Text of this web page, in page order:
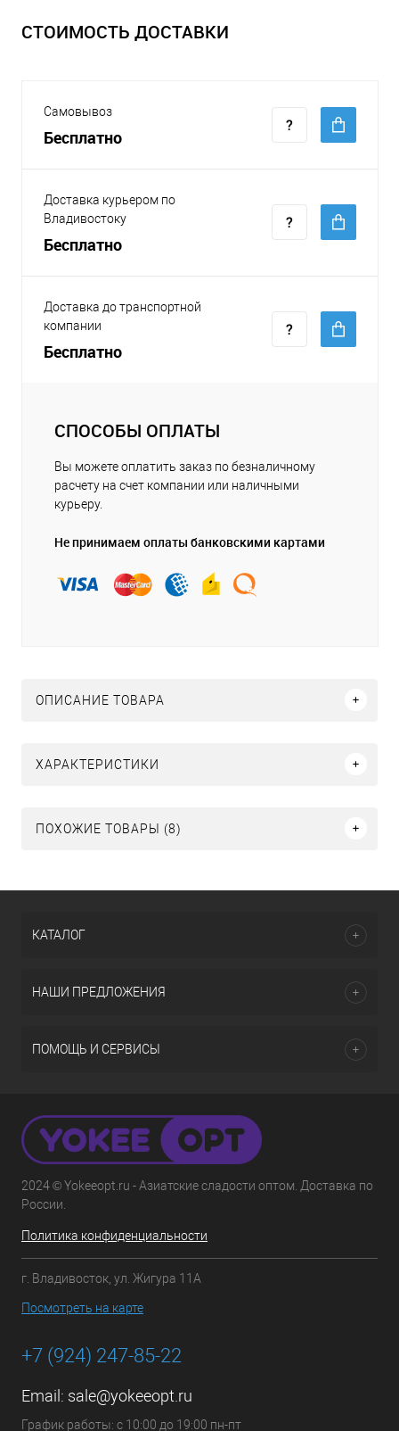
СТОИМОСТЬ ДОСТАВКИ
Самовывоз
Бесплатно
Доставка курьером по
Владивостоку
Бесплатно
Доставка до транспортной
компании
Бесплатно
СПОСОБЫ ОПЛАТЫ
Вы можете оплатить заказ по безналичному
расчету на счет компании или наличными
курьеру.
Не принимаем оплаты банковскими картами
ОПИСАНИЕ ТОВАРА
ХАРАКТЕРИСТИКИ
ПОХОЖИЕ ТОВАРЫ (8)
КАТАЛОГ
НАШИ ПРЕДЛОЖЕНИЯ
ПОМОЩЬ И СЕРВИСЫ
2024 © Yokeeopt.ru - Азиатские сладости оптом. Доставка по
России.
Политика конфиденциальности
г. Владивосток, ул. Жигура 11А
Посмотреть на карте
+7 (924) 247-85-22
Email: sale@yokeeopt.ru
График работы: с 10:00 до 19:00 пн-пт